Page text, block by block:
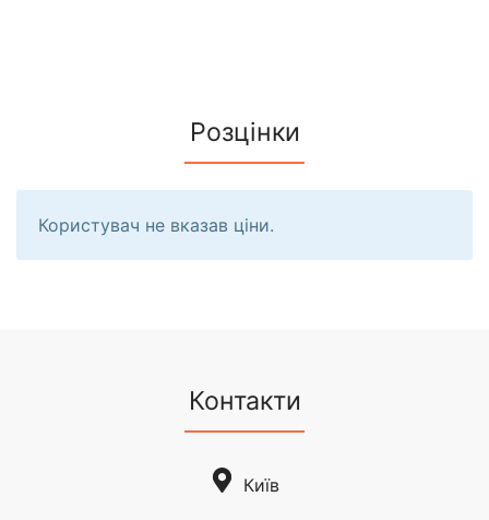
Розцінки
Користувач не вказав ціни.
Контакти
Київ